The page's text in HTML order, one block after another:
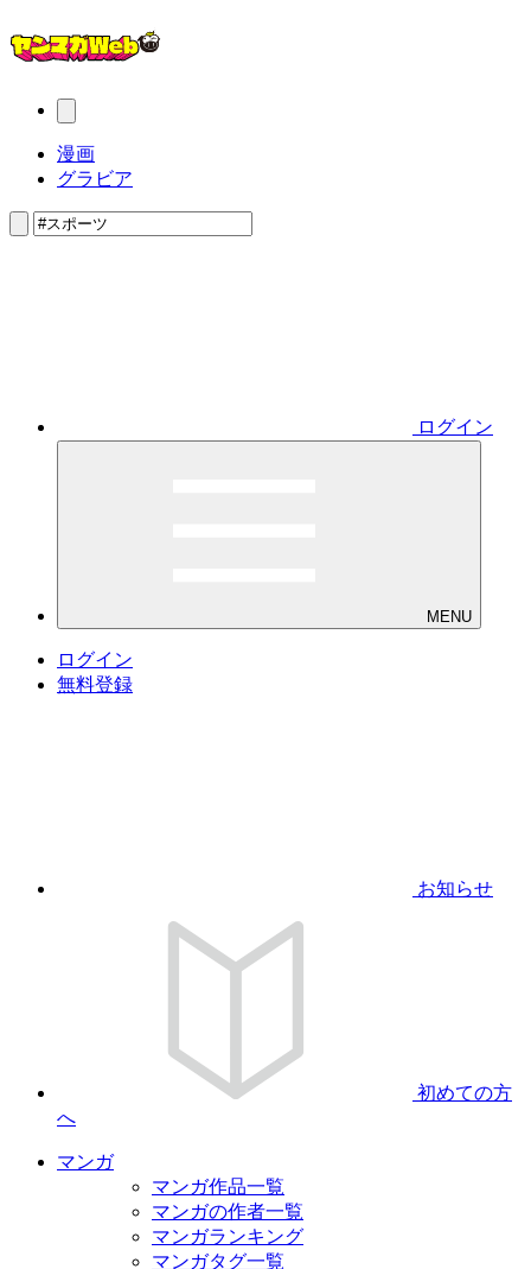
漫画
グラビア
ログイン
MENU
ログイン
無料登録
お知らせ
初めての方
へ
マンガ
マンガ作品一覧
マンガの作者一覧
マンガランキング
マンガタグ一覧